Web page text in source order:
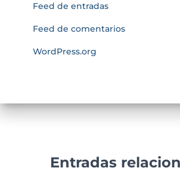
Feed de entradas
Feed de comentarios
WordPress.org
Entradas